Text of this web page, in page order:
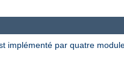
implémenté par quatre